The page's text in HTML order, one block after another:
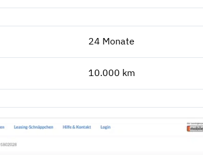
24 Monate
10.000 km